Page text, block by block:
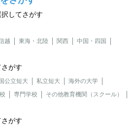
してさがす
越 東海・北陸 関西
中国・四国
がす
国公立短大 私立短大
海外の大学
専門学校
その他教育機関（スクール）
がす